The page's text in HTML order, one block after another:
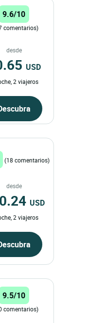
9.6/10
comentarios)
desde
USD
2 viajeros
(18 comentarios)
desde
USD
2 viajeros
9.5/10
comentarios)